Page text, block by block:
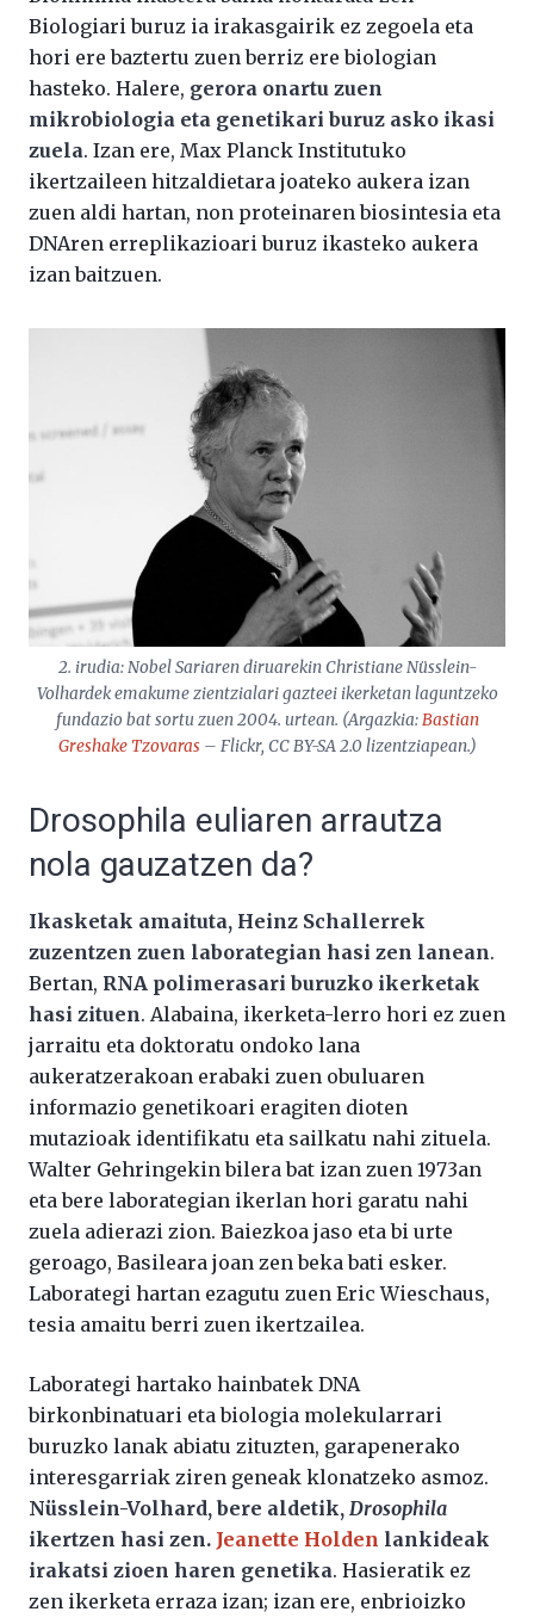
Biologiari buruz ia irakasgairik ez zegoela eta
hori ere baztertu zuen berriz ere biologian
hasteko. Halere, gerora onartu zuen
mikrobiologia eta genetikari buruz asko ikasi
zuela. Izan ere, Max Planck Institutuko
ikertzaileen hitzaldietara joateko aukera izan
zuen aldi hartan, non proteinaren biosintesia eta
DNAren erreplikazioari buruz ikasteko aukera
izan baitzuen.
2. irudia: Nobel Sariaren diruarekin Christiane Nüsslein-
Volhardek emakume zientzialari gazteei ikerketan laguntzeko
fundazio bat sortu zuen 2004. urtean. (Argazkia:Bastian
Greshake Tzovaras– Flickr, CC BY-SA 2.0 lizentziapean.)
Drosophila euliaren arrautza
nola gauzatzen da?
Ikasketak amaituta, Heinz Schallerrek
zuzentzen zuen laborategian hasi zen lanean.
Bertan, RNA polimerasari buruzko ikerketak
hasi zituen. Alabaina, ikerketa-lerro hori ez zuen
jarraitu eta doktoratu ondoko lana
aukeratzerakoan erabaki zuen obuluaren
informazio genetikoari eragiten dioten
mutazioak identifikatu eta sailkatu nahi zituela.
Walter Gehringekin bilera bat izan zuen 1973an
eta bere laborategian ikerlan hori garatu nahi
zuela adierazi zion. Baiezkoa jaso eta bi urte
geroago, Basileara joan zen beka bati esker.
Laborategi hartan ezagutu zuen Eric Wieschaus,
tesia amaitu berri zuen ikertzailea.
Laborategi hartako hainbatek DNA
birkonbinatuari eta biologia molekularrari
buruzko lanak abiatu zituzten, garapenerako
interesgarriak ziren geneak klonatzeko asmoz.
Nüsslein-Volhard, bere aldetik, Drosophila
ikertzen hasi zen. Jeanette Holden lankideak
irakatsi zioen haren genetika. Hasieratik ez
zen ikerketa erraza izan; izan ere, enbrioizko